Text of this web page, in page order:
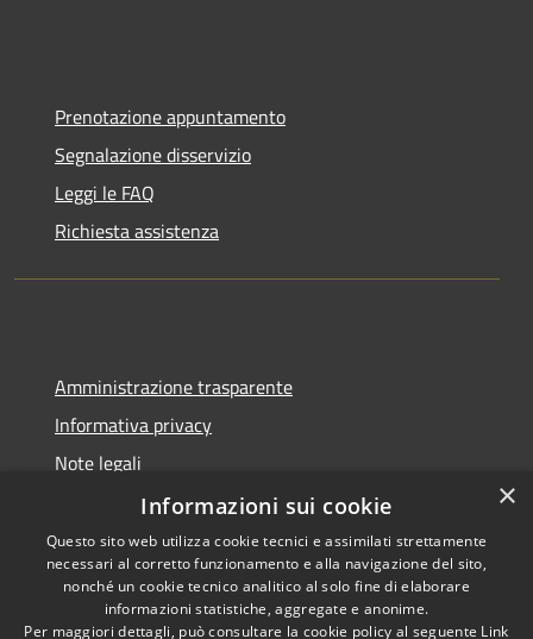
Prenotazione appuntamento
Segnalazione disservizio
Leggi le FAQ
Richiesta assistenza
Amministrazione trasparente
Informativa privacy
Note legali
Dichiarazione di accessibilità
RSS
Copyright © 2026 • Comune di
×
Informazioni sui cookie
Questo sito web utilizza cookie tecnici e assimilati strettamente
necessari al corretto funzionamento e alla navigazione del sito,
nonché un cookie tecnico analitico al solo fine di elaborare
informazioni statistiche, aggregate e anonime.
Per maggiori dettagli, può consultare la cookie policy al seguente Link